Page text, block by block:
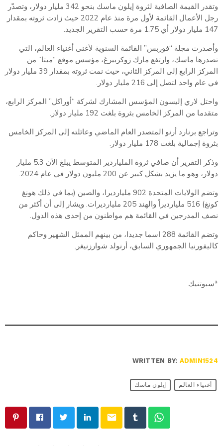
وتقدر القيمة الصافية لثروة إيلون ماسك بنحو 342 مليار دولار، وتصدّر
رجل الأعمال القائمة لأول مرة منذ عام 2022 حيث زادت ثروته بمقدار
147 مليار دولار أي 1.75 مرة حسب التقرير الجديد.
وأصدرت مجلة “فوربس” القائمة السنوية لأغنى أغنياء العالم، التي
تصدرها ماسك، وارتفع مارك زوكربيرغ، مؤسس موقع “ميتا” من
المركز الرابع إلى المركز الثاني، حيث نمت ثروته بمقدار 39 مليار دولار
في عام واحد لتصل إلى 216 مليار دولار.
واحتل لاري إليسون المؤسس المشارك لشركة “أوراكل” المركز الرابع،
متقدما من المركز الخامس بثروة بلغت 192 مليار دولار.
وتراجع برنارد أرنو المتصدر العام الماضي وعائلته إلى المركز الخامس
بثروة إجمالية بلغت 178 مليار دولار.
وذكر التقرير أن صافي ثروة الملياردير المتوسط ​​يبلغ الآن 5.3 مليار
دولار، وهو ما يزيد بشكل كبير عن 200 مليون دولار في عام 2024.
وتضم الولايات المتحدة 902 مليارديرا، والصين (بما في ذلك هونغ
كونغ) 516 مليارديراً والهند 205 مليارديرات. ويشار إلى أن أكثر من
نصف المدرجين في القائمة هم مواطنون من إحدى هذه الدول.
وتضم القائمة 288 اسما جديدا، من بينهم الممثل الشهير وحاكم
كاليفورنيا الجمهوري السابق، أرنولد شوارزنيغر.
*سبوتنيك
WRITTEN BY: ADMIN1524
أغنياء العالم إيلون ماسك
email